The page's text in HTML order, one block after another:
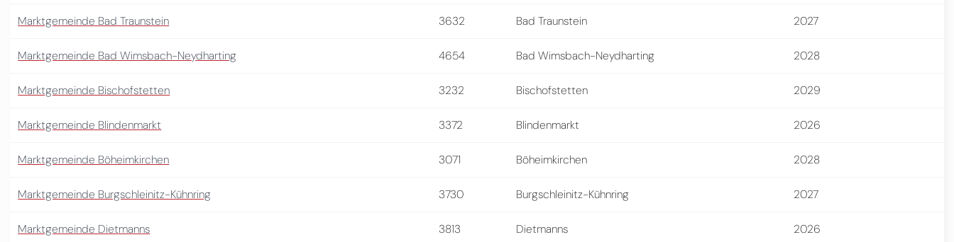
Marktgemeinde Bad Traunstein 3632 Bad Traunstein 2027
Marktgemeinde Bad Wimsbach-Neydharting 4654 Bad Wimsbach-Neydharting 2028
Marktgemeinde Bischofstetten 3232 Bischofstetten 2029
Marktgemeinde Blindenmarkt 3372 Blindenmarkt 2026
Marktgemeinde Böheimkirchen 3071 Böheimkirchen 2028
Marktgemeinde Burgschleinitz-Kühnring 3730 Burgschleinitz-Kühnring 2027
Marktgemeinde Dietmanns 3813 Dietmanns 2026